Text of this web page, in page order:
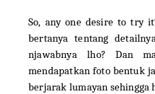
So, any one desire to try
bertanya tentang
njawabnya lho? Dan
mendapatkan foto bentuk
berjarak lumayan sehingga